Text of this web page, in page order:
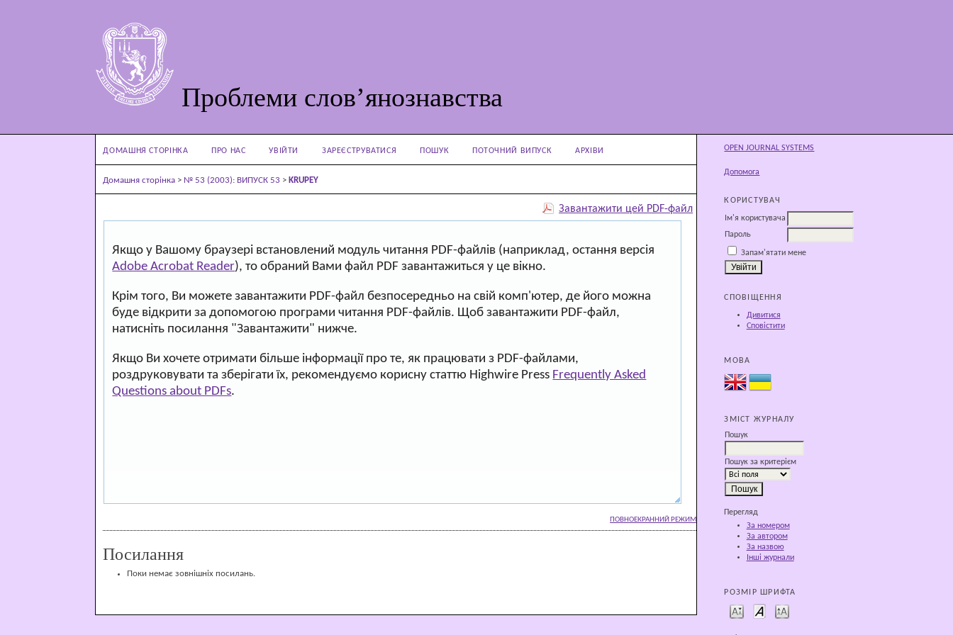
Проблеми слов’янознавства
OPEN JOURNAL SYSTEMS
Допомога
КОРИСТУВАЧ
Ім'я користувача
Пароль
Запам'ятати мене
СПОВІЩЕННЯ
Дивитися
Сповістити
МОВА
ЗМІСТ ЖУРНАЛУ
Пошук
Пошук за критерієм
Перегляд
За номером
За автором
За назвою
Інші журнали
РОЗМІР ШРИФТА
ДОМАШНЯ СТОРІНКА ПРО НАС УВІЙТИ ЗАРЕЄСТРУВАТИСЯ ПОШУК ПОТОЧНИЙ ВИПУСК АРХІВИ
Домашня сторінка > № 53 (2003): ВИПУСК 53 > KRUPEY
Завантажити цей PDF-файл
Якщо у Вашому браузері встановлений модуль читання PDF-файлів (наприклад, остання версія
Adobe Acrobat Reader), то обраний Вами файл PDF завантажиться у це вікно.
Крім того, Ви можете завантажити PDF-файл безпосередньо на свій комп'ютер, де його можна
буде відкрити за допомогою програми читання PDF-файлів. Щоб завантажити PDF-файл,
натисніть посилання "Завантажити" нижче.
Якщо Ви хочете отримати більше інформації про те, як працювати з PDF-файлами,
роздруковувати та зберігати їх, рекомендуємо корисну статтю Highwire Press Frequently Asked
Questions about PDFs.
ПОВНОЕКРАННИЙ РЕЖИМ
Посилання
Поки немає зовнішніх посилань.